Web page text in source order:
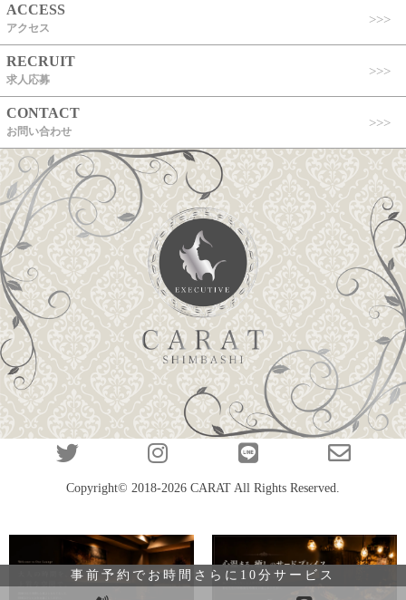
ACCESS
アクセス
RECRUIT
求人応募
CONTACT
お問い合わせ
Copyright© 2018-2026 CARAT All Rights Reserved.
事前予約でお時間さらに10分サービス